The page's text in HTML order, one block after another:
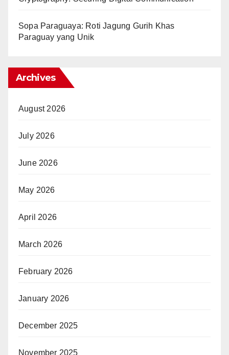
Sopa Paraguaya: Roti Jagung Gurih Khas
Paraguay yang Unik
Archives
August 2026
July 2026
June 2026
May 2026
April 2026
March 2026
February 2026
January 2026
December 2025
November 2025